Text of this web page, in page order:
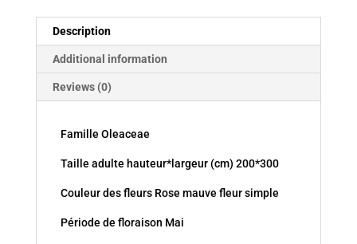
Description
Additional information
Reviews (0)
Famille Oleaceae
Taille adulte hauteur*largeur (cm) 200*300
Couleur des fleurs Rose mauve fleur simple
Période de floraison Mai